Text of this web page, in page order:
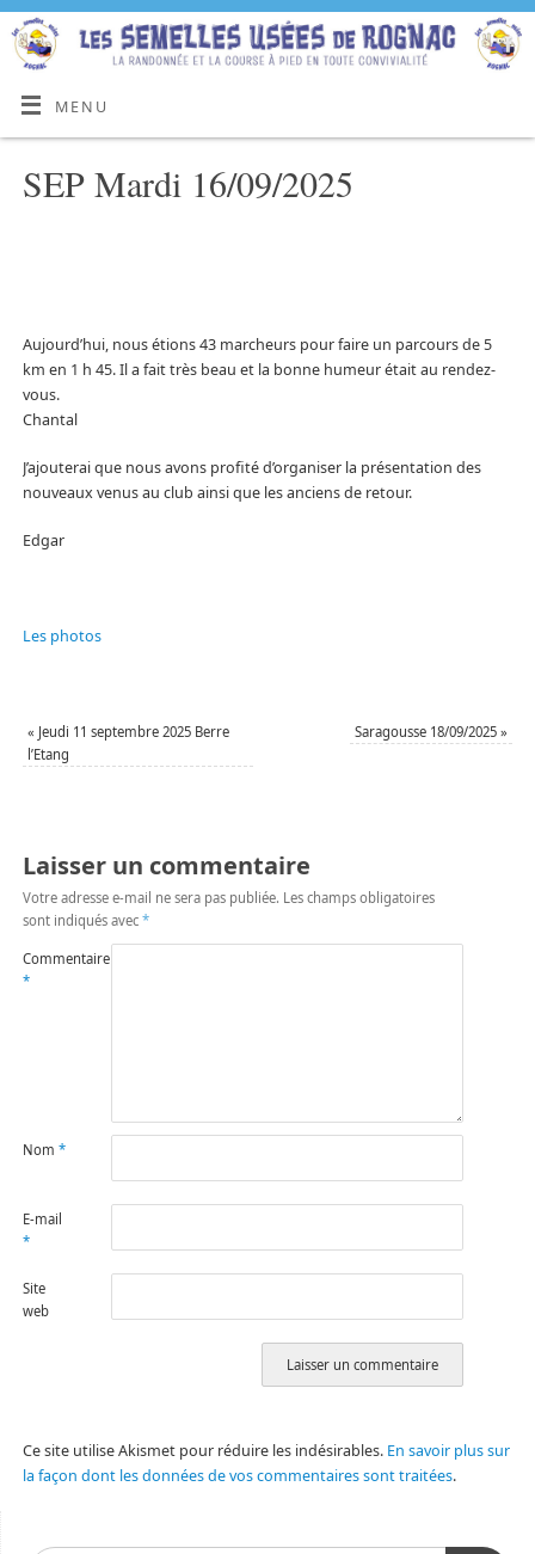
MENU
SEP Mardi 16/09/2025
Aujourd’hui, nous étions 43 marcheurs pour faire un parcours de 5
km en 1 h 45. Il a fait très beau et la bonne humeur était au rendez-
vous.
Chantal
J’ajouterai que nous avons profité d’organiser la présentation des
nouveaux venus au club ainsi que les anciens de retour.
Edgar
Les photos
« Jeudi 11 septembre 2025 Berre
l’Etang
Saragousse 18/09/2025»
Laisser un commentaire
Votre adresse e-mail ne sera pas publiée. Les champs obligatoires
sont indiqués avec *
Commentaire
*
Nom *
E-mail
*
Site
web
Ce site utilise Akismet pour réduire les indésirables. En savoir plus sur
la façon dont les données de vos commentaires sont traitées.